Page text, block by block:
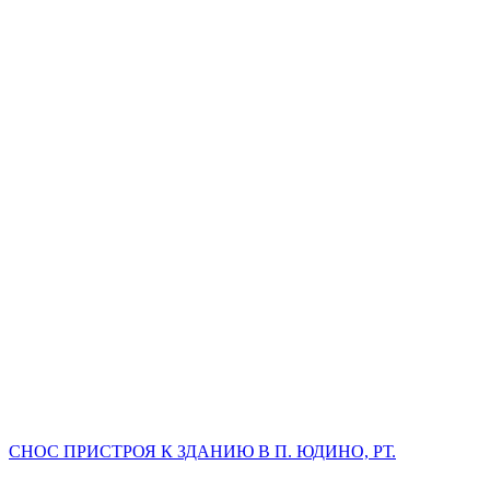
СНОС ПРИСТРОЯ К ЗДАНИЮ В П. ЮДИНО, РТ.